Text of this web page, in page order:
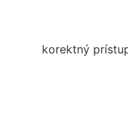
korektný